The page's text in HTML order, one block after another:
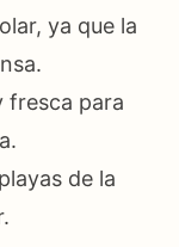
ya que la
fresca para
de la